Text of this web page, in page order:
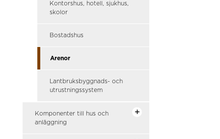
Kontorshus, hotell, sjukhus,
skolor
Bostadshus
Arenor
Lantbruksbyggnads- och
utrustningssystem
Komponenter till hus och
anläggning